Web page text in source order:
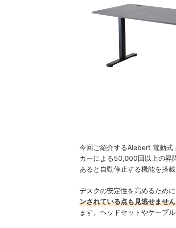
今回ご紹介するAlebert 電動式
カーによる50,000回以上の昇
あると自動停止する機能を搭載
デスクの安定性を高めるため
ンされている点も見逃せません
ます。ヘッドセットやケーブ